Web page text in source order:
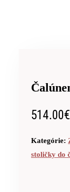
514.00€
Kategórie:
stoličky do